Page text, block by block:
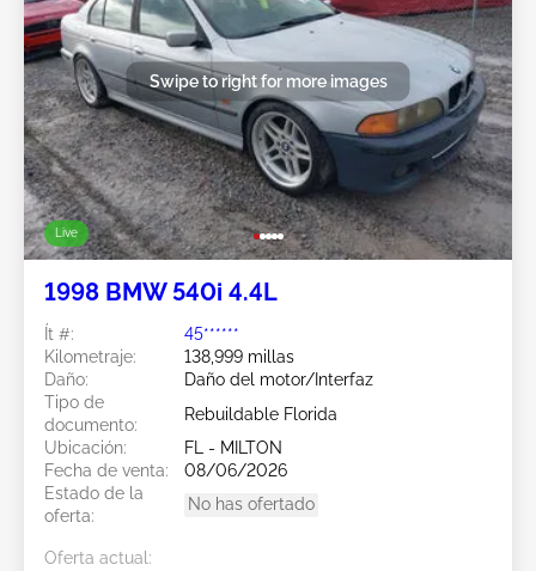
Live
Swipe to right for more images
1998 BMW 540i 4.4L
Ít #:
45******
Kilometraje:
138,999 millas
Daño:
Daño del motor/Interfaz
Tipo de
documento:
Rebuildable Florida
Ubicación:
FL - MILTON
Fecha de venta:
08/06/2026
Estado de la
oferta:
No has ofertado
Oferta actual: